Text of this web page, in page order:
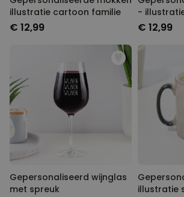
illustratie cartoon familie
€ 12,99
-
tekst
€ 12,99
Gepersonaliseerd wijnglas
met spreuk
illustratie